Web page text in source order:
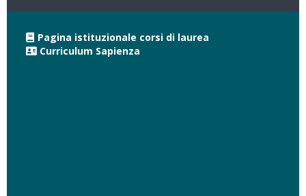
Pagina istituzionale corsi di laurea
Curriculum Sapienza